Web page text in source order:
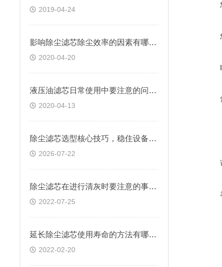
2019-04-24
影响除尘滤芯除尘效率的因素有哪些？
2020-04-20
液压油滤芯日常使用中要注意的问题有哪些
2020-04-13
除尘滤芯选型核心技巧，稳住设备除尘工况
2026-07-22
除尘滤芯在进行清灰时要注意的事项有哪些
2022-07-25
延长除尘滤芯使用寿命的方法有哪些？
2022-02-20